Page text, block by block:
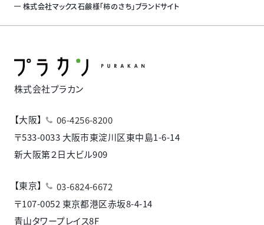
株式会社マックス石鹸様「柿のさち」ブランドサイト
株式会社プラカン
【大阪】
06-4256-8200
〒533-0033 大阪市東淀川区東中島1-6-14
新大阪第２日大ビル909
【東京】
03-6824-6672
〒107-0052 東京都港区赤坂8-4-14
青山タワープレイス8F